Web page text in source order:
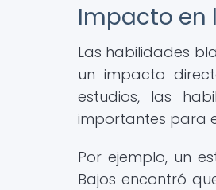
Impacto en
Las habilidades
un impacto
estudios, las
importantes para
Por ejemplo, un
Bajos encontró